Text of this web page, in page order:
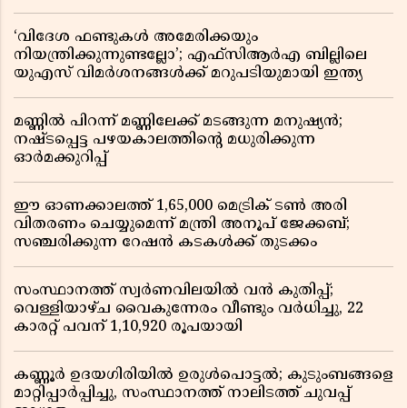
‘വിദേശ ഫണ്ടുകൾ അമേരിക്കയും
നിയന്ത്രിക്കുന്നുണ്ടല്ലോ’; എഫ്സിആർഎ ബില്ലിലെ
യുഎസ് വിമർശനങ്ങൾക്ക് മറുപടിയുമായി ഇന്ത്യ
മണ്ണിൽ പിറന്ന് മണ്ണിലേക്ക് മടങ്ങുന്ന മനുഷ്യൻ;
നഷ്ടപ്പെട്ട പഴയകാലത്തിൻ്റെ മധുരിക്കുന്ന
ഓർമക്കുറിപ്പ്
ഈ ഓണക്കാലത്ത് 1,65,000 മെട്രിക് ടൺ അരി
വിതരണം ചെയ്യുമെന്ന് മന്ത്രി അനൂപ് ജേക്കബ്;
സഞ്ചരിക്കുന്ന റേഷൻ കടകൾക്ക് തുടക്കം
സംസ്ഥാനത്ത് സ്വർണവിലയിൽ വൻ കുതിപ്പ്;
വെള്ളിയാഴ്ച വൈകുന്നേരം വീണ്ടും വർധിച്ചു, 22
കാരറ്റ് പവന് 1,10,920 രൂപയായി
കണ്ണൂർ ഉദയഗിരിയിൽ ഉരുൾപൊട്ടൽ; കുടുംബങ്ങളെ
മാറ്റിപ്പാർപ്പിച്ചു, സംസ്ഥാനത്ത് നാലിടത്ത് ചുവപ്പ്